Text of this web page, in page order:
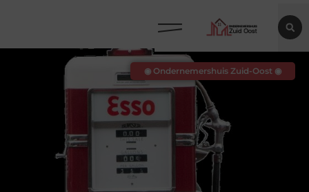
◉ Ondernemershuis Zuid-Oost ◉